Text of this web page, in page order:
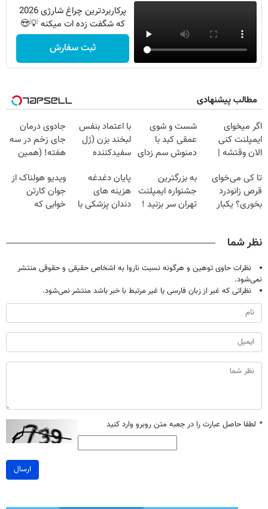
پرکاربردترین چراغ شارژی 2026
که شگفت زده ات میکنه 💡😍
ثبت سفارش
مطالب پیشنهادی
اگر میخوای
ایمپلنت کنی
الان وقتشه |
میلیون تومان!!!
شست و شوی
عمقی کبد با
دمنوش سم زدای
با اعتماد بنفس
لبخند بزن (ژل
سفیدکننده
جادوی درمان
جای زخم در سه
هفته! (همین
صحبت کنید)
تا کی می‌خوای
قرص زانودرد
بخوری؟ یکبار
به بزرگترین
جشنواره ایمپلنت
تهران سر بزنید !
پایان دغدغه
هزینه های
دندان پزشکی با
ویدیو هولناک از
جوان کارتن
خوابی که
نظر شما
نظرات حاوی توهین و هرگونه نسبت ناروا به اشخاص حقیقی و حقوقی منتشر
نمی‌شود.
نظراتی که غیر از زبان فارسی یا غیر مرتبط با خبر باشد منتشر نمی‌شود.
* لطفا حاصل عبارت را در جعبه متن روبرو وارد کنید
ارسال